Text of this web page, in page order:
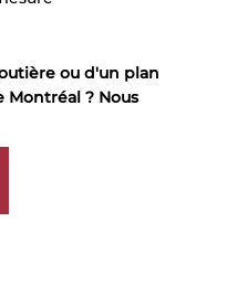
ou d'un plan
? Nous